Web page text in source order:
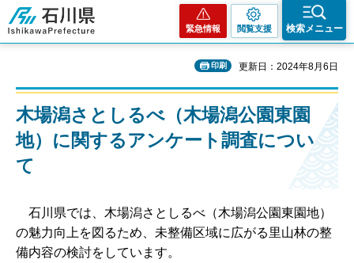
石川県
緊急情報 閲覧支援 検索メニュー
印刷 更新日：2024年8月6日
木場潟さとしるべ（木場潟公園東園
地）に関するアンケート調査につい
て
石川県では、木場潟さとしるべ（木場潟公園東園地）
の魅力向上を図るため、未整備区域に広がる里山林の整
備内容の検討をしています。